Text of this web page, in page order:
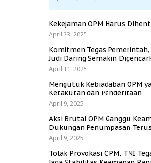
Kekejaman OPM Harus
April 23, 2025
Komitmen Tegas Pemerintah,
Judi Daring Semakin
April 11, 2025
Mengutuk Kebiadaban OPM
Ketakutan dan Penderitaan
April 9, 2025
Aksi Brutal OPM Ganggu
Dukungan Penumpasan
April 9, 2025
Tolak Provokasi OPM, TNI